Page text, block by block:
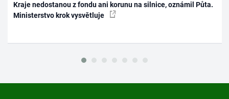
Kraje nedostanou z fondu ani korunu na silnice, oznámil Půta.
Ministerstvo krok vysvětluje